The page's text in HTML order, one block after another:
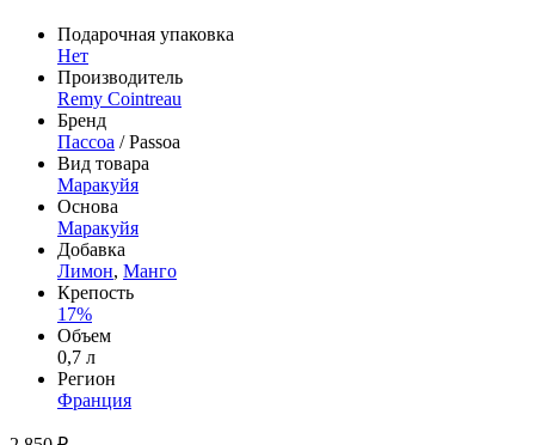
Подарочная упаковка
Нет
Производитель
Remy Cointreau
Бренд
Пассоа / Passoa
Вид товара
Маракуйя
Основа
Маракуйя
Добавка
Лимон, Манго
Крепость
17%
Объем
0,7 л
Регион
Франция